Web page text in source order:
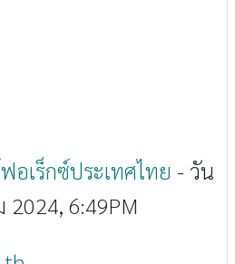
อเร็กซ์ประเทศไทย - วัน
6:49PM